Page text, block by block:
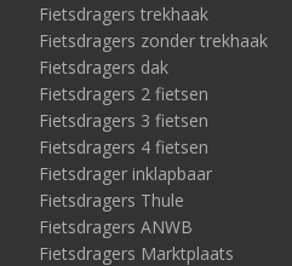
Fietsdragers trekhaak
Fietsdragers zonder trekhaak
Fietsdragers dak
Fietsdragers 2 fietsen
Fietsdragers 3 fietsen
Fietsdragers 4 fietsen
Fietsdrager inklapbaar
Fietsdragers Thule
Fietsdragers ANWB
Fietsdragers Marktplaats